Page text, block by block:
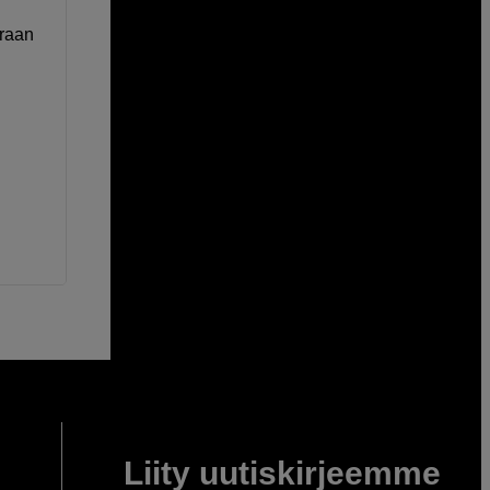
Liity uutiskirjeemme